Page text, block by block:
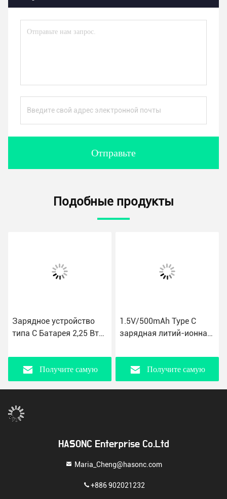
Отправьте
Подобные продукты
Зарядное устройство
типа С Батарея 2,25 Вт
А Текущее для
мобильных устройств
Получите самую
1.5V/500mAh Type C
зарядная литий-ионная
скоростью
преобразования
Получите самую
HASONC Enterprise Co.Ltd
Maria_Cheng@hasonc.com
+886 902021232